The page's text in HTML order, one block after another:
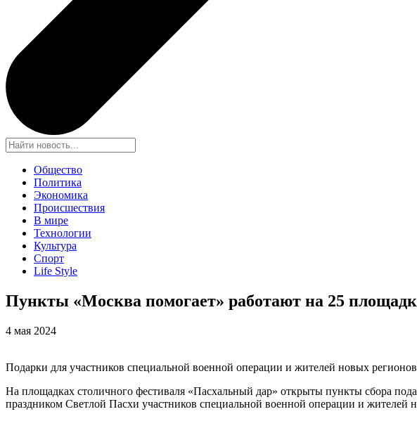
Общество
Политика
Экономика
Происшествия
В мире
Технологии
Культура
Спорт
Life Style
Пункты «Москва помогает» работают на 25
4 мая 2024
Подарки для участников специальной военной операции и жителей новых
На площадках столичного фестиваля «Пасхальный дар» открыты пункты сбора
праздником Светлой Пасхи участников специальной военной операции и